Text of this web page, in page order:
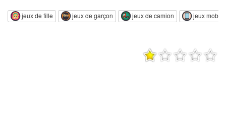
jeux de fille jeux de garçon jeux de camion jeux